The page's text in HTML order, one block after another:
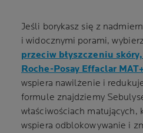
Jeśli borykasz się z
i widocznymi porami,
przeciw błyszczeniu
Roche-Posay Effaclar
wspiera nawilżenie i
formule znajdziemy
właściwościach matujących,
wspiera odblokowywanie i